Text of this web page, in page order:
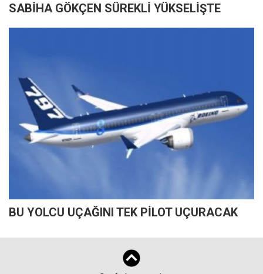
SABİHA GÖKÇEN SÜREKLİ YÜKSELİŞTE
BU YOLCU UÇAĞINI TEK PİLOT UÇURACAK